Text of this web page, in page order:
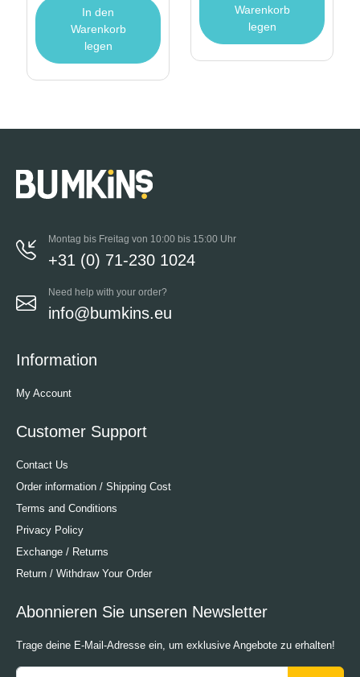
In den
Warenkorb
legen
Warenkorb
legen
Montag bis Freitag von 10:00 bis 15:00 Uhr
+31 (0) 71-230 1024
Need help with your order?
info@bumkins.eu
Information
My Account
Customer Support
Contact Us
Order information / Shipping Cost
Terms and Conditions
Privacy Policy
Exchange / Returns
Return / Withdraw Your Order
Abonnieren Sie unseren Newsletter
Trage deine E-Mail-Adresse ein, um exklusive Angebote zu erhalten!